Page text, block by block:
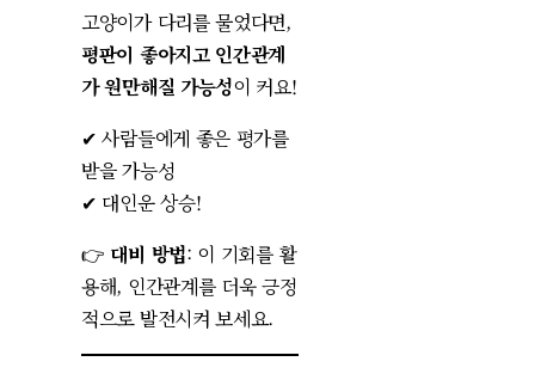
고양이가 다리를 물었다면,
평판이 좋아지고 인간관계
가 원만해질 가능성이 커요!
✔ 사람들에게 좋은 평가를
받을 가능성
✔ 대인운 상승!
👉 대비 방법: 이 기회를 활
용해, 인간관계를 더욱 긍정
적으로 발전시켜 보세요.